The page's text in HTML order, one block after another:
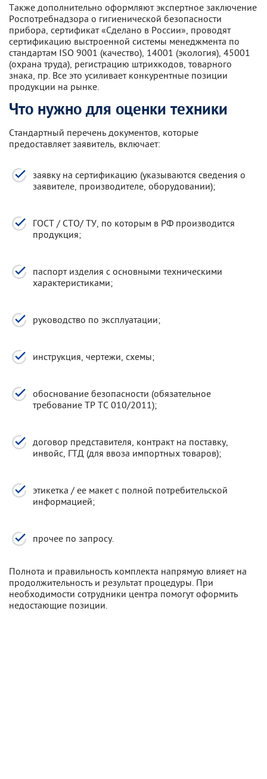
Также дополнительно оформляют экспертное заключение
Роспотребнадзора о гигиенической безопасности
прибора, сертификат «Сделано в России», проводят
сертификацию выстроенной системы менеджмента по
стандартам ISO 9001 (качество), 14001 (экология), 45001
(охрана труда), регистрацию штрихкодов, товарного
знака, пр. Все это усиливает конкурентные позиции
продукции на рынке.
Что нужно для оценки техники
Стандартный перечень документов, которые
предоставляет заявитель, включает:
заявку на сертификацию (указываются сведения о
заявителе, производителе, оборудовании);
ГОСТ / СТО/ ТУ, по которым в РФ производится
продукция;
паспорт изделия с основными техническими
характеристиками;
руководство по эксплуатации;
инструкция, чертежи, схемы;
обоснование безопасности (обязательное
требование ТР ТС 010/2011);
договор представителя, контракт на поставку,
инвойс, ГТД (для ввоза импортных товаров);
этикетка / ее макет с полной потребительской
информацией;
прочее по запросу.
Полнота и правильность комплекта напрямую влияет на
продолжительность и результат процедуры. При
необходимости сотрудники центра помогут оформить
недостающие позиции.